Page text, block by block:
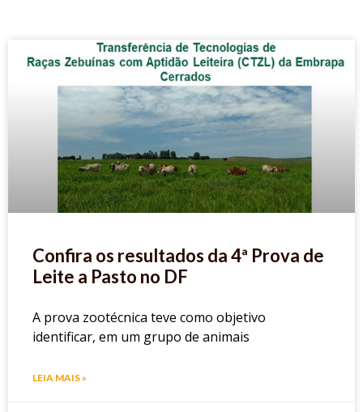
Confira os resultados da 4ª Prova de
Leite a Pasto no DF
A prova zootécnica teve como objetivo
identificar, em um grupo de animais
LEIA MAIS »